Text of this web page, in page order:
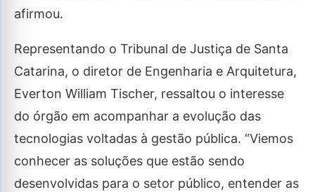
afirmou.
Representando o Tribunal de Justiça de Santa
Catarina, o diretor de Engenharia e Arquitetura,
Everton William Tischer, ressaltou o interesse
do órgão em acompanhar a evolução das
tecnologias voltadas à gestão pública. “Viemos
conhecer as soluções que estão sendo
desenvolvidas para o setor público, entender as